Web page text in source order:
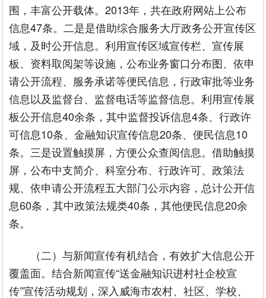
围，丰富公开载体。2013年，共在政府网站上公布
信息47条。二是是借助综合服务大厅政务公开宣传区
域，及时公开信息。利用宣传区域宣传栏、宣传展
板、资料取阅架等设施，公布业务窗口分布图、依申
请公开流程、服务承诺等便民信息，行政审批等业务
信息以及监督台、监督电话等监督信息。利用宣传展
板公开信息40余条，其中监督投诉信息4条、行政许
可信息10条、金融知识宣传信息20条、便民信息10
条。三是设置触摸屏，方便公众查阅信息。借助触摸
屏，公布中支简介、科室分布、行政许可、政策法
规、依申请公开流程五大部门公示内容，总计公开信
息60条，其中政策法规类40条，其他便民信息20余
条。
（二）与新闻宣传有机结合，有效扩大信息公开
覆盖面。结合新闻宣传“送金融知识进村社企校宣
传”宣传活动规划，深入威海市农村、社区、学校、